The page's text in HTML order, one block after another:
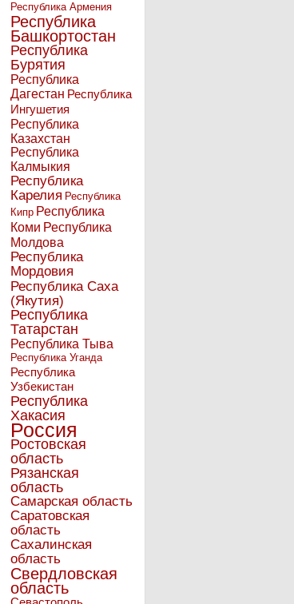
Республика Армения
Республика
Башкортостан
Республика
Бурятия
Республика
Дагестан Республика
Ингушетия
Республика
Казахстан
Республика
Калмыкия
Республика
Карелия Республика
Кипр Республика
Коми Республика
Молдова
Республика
Мордовия
Республика Саха
(Якутия)
Республика
Татарстан
Республика Тыва
Республика Уганда
Республика
Узбекистан
Республика
Хакасия
Россия
Ростовская
область
Рязанская
область
Самарская область
Саратовская
область
Сахалинская
область
Свердловская
область